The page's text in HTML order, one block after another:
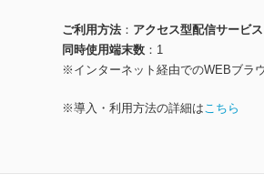
ご利用方法
アクセス型配信サービス
同時使用端末数
1
※インターネット経由でのWEBブラ
※導入・利用方法の詳細はこちら